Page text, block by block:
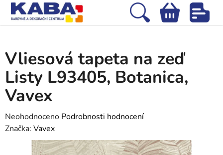
Přejít
obsah
Hledat
NÁKUPNÍ
Vliesová tapeta na zeď
Listy L93405, Botanica,
Vavex
Průměrné
hodnocení
produktu
Neohodnoceno Podrobnosti hodnocení
Značka: Vavex